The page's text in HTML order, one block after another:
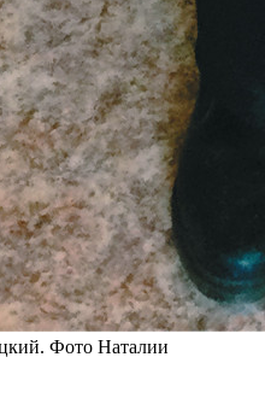
Фото Наталии